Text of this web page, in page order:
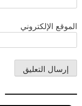
الموقع الإلكتروني